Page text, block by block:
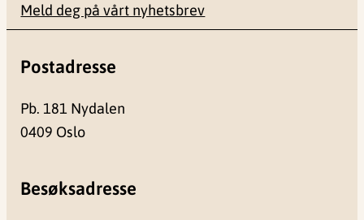
Meld deg på vårt nyhetsbrev
Postadresse
Pb. 181 Nydalen
0409 Oslo
Besøksadresse